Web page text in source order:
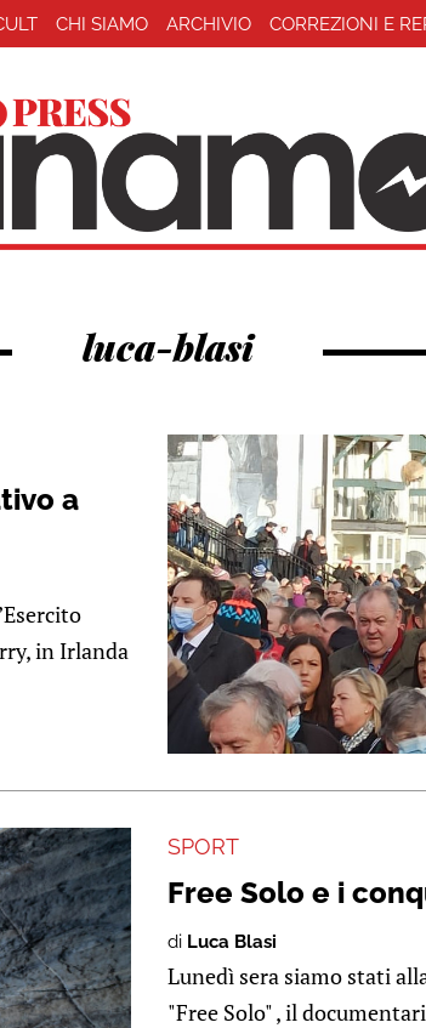
CHI SIAMO ARCHIVIO CORREZIONI E
luca-blasi
a
in Irlanda
SPORT
Free Solo e i
di Luca Blasi
Lunedì sera siamo stati
"Free Solo" , il